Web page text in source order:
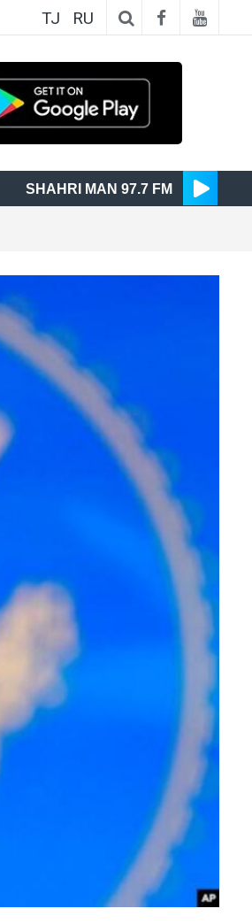
TJ RU
SHAHRI MAN 97.7 FM